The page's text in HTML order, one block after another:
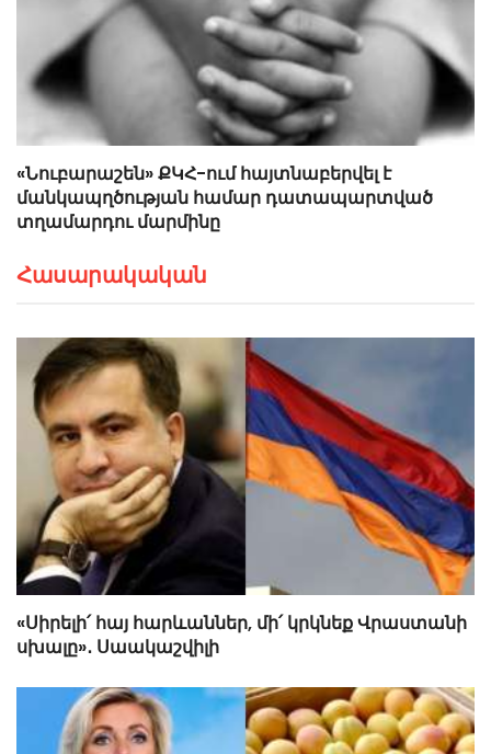
«Նուբարաշեն» ՔԿՀ-ում հայտնաբերվել է
մանկապղծության համար դատապարտված
տղամարդու մարմինը
Հասարակական
«Սիրելի՛ հայ հարևաններ, մի՛ կրկնեք Վրաստանի
սխալը»․ Սաակաշվիլի